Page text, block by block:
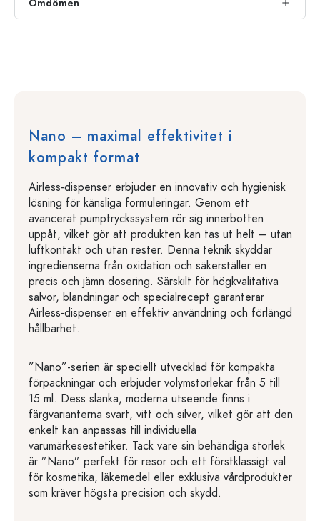
Omdömen
Nano – maximal effektivitet i
kompakt format
Airless-dispenser erbjuder en innovativ och hygienisk
lösning för känsliga formuleringar. Genom ett
avancerat pumptryckssystem rör sig innerbotten
uppåt, vilket gör att produkten kan tas ut helt – utan
luftkontakt och utan rester. Denna teknik skyddar
ingredienserna från oxidation och säkerställer en
precis och jämn dosering. Särskilt för högkvalitativa
salvor, blandningar och specialrecept garanterar
Airless-dispenser en effektiv användning och förlängd
hållbarhet.
”Nano”-serien är speciellt utvecklad för kompakta
förpackningar och erbjuder volymstorlekar från 5 till
15 ml. Dess slanka, moderna utseende finns i
färgvarianterna svart, vitt och silver, vilket gör att den
enkelt kan anpassas till individuella
varumärkesestetiker. Tack vare sin behändiga storlek
är ”Nano” perfekt för resor och ett förstklassigt val
för kosmetika, läkemedel eller exklusiva vårdprodukter
som kräver högsta precision och skydd.